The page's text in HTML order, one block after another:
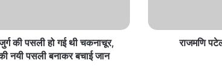
की पसली हो गई थी चकनाचूर,
नयी पसली बनाकर बचाई जान
राजमणि